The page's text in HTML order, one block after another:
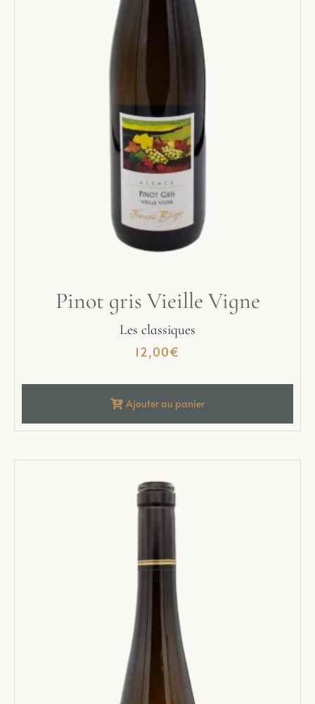
Pinot gris Vieille Vigne
Les classiques
12,00€
Ajouter au panier